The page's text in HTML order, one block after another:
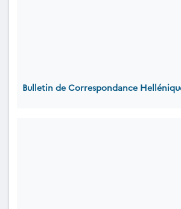
Bulletin de Correspondance